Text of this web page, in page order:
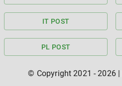
IT POST
PL POST
© Copyright 2021 - 2026|